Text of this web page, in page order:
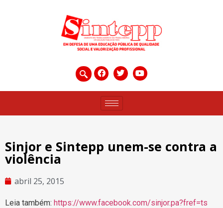
Sinjor e Sintepp unem-se contra a
violência
abril 25, 2015
Leia também: https://www.facebook.com/sinjor.pa?fref=ts